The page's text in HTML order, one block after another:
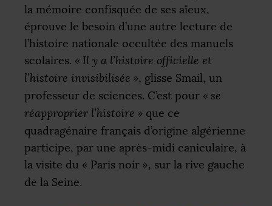
la mémoire confisquée de ses aïeux,
éprouve le besoin d’une autre lecture de
l’histoire nationale occultée des manuels
scolaires. « Il y a l’histoire officielle et
l’histoire invisibilisée », glisse Smail, un
professeur de sciences. C’est pour « se
réapproprier l’histoire » que ce
quadragénaire français d’origine algérienne
participe, par une après-midi caniculaire, à
la visite du « Paris noir », sur la rive gauche
de la Seine.